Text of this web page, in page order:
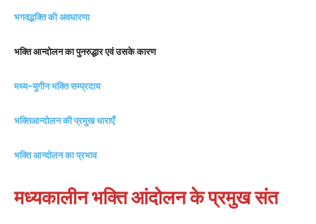
भगवद्भक्ति की अवधारणा
भक्ति आन्दोलन का पुनरुद्धार एवं उसके कारण
मध्य-युगीन भक्ति सम्प्रदाय
भक्तिआन्दोलन की प्रमुख धाराएँ
भक्ति आन्दोलन का प्रभाव
मध्यकालीन भक्ति आंदोलन के प्रमुखसंत